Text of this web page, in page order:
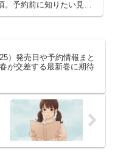
。予約前に知りたい見ど
、男女比1:1000世界で始ま
）発売日や予約情報まと
が交差する最新巻に期待